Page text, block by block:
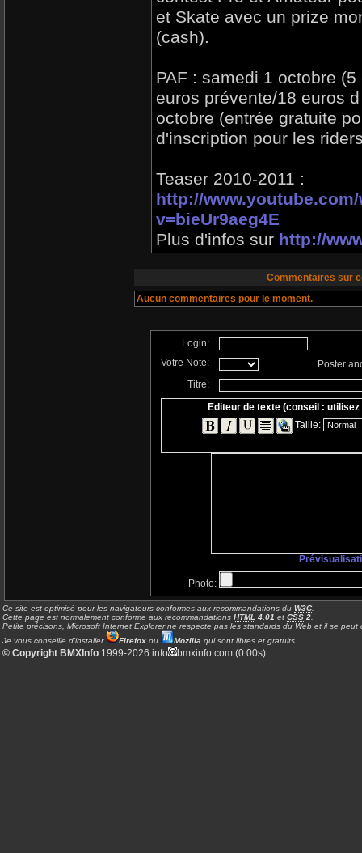
et Skate avec un prize
(cash).
PAF : samedi 1 octobre
euros prévente/18 euros
octobre (entrée gratuite
d'inscription pour les
Teaser 2010-2011 :
http://
v=bieUr9aeg4E
Plus d'infos sur http://
Commentaires sur
Aucun commentaires pour le moment.
Login:
Votre Note:
Poster
Titre:
Editeur de texte (conseil : utilisez
Taille:
Photo:
Ce site est optimisé pour les navigateurs conformes aux recommandations du W3C.
Cette page est normalement conforme aux recommandations HTML 4.01 et CSS 2
Petite précisons, Microsoft Internet Explorer ne respecte pas les standards du Web et il se
Je vous conseille d'installer
Firefox ou Mozilla qui sont libres et gratuits.
© Copyright BMXInfo 1999-2026 info bmxinfo.com (0.00s)